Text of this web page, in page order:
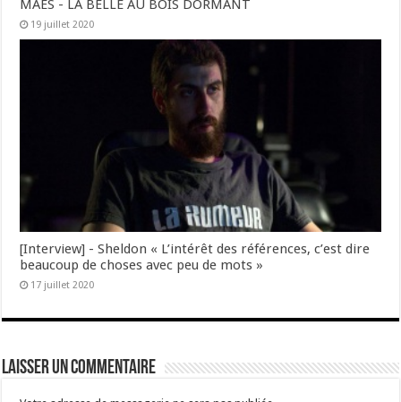
MAES - LA BELLE AU BOIS DORMANT
19 juillet 2020
[Interview] - Sheldon « L’intérêt des références, c’est dire
beaucoup de choses avec peu de mots »
17 juillet 2020
Laisser un commentaire